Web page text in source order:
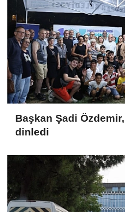
Başkan Şadi
dinledi